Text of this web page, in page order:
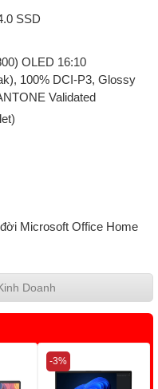
SSD
OLED 16:10
100% DCI-P3, Glossy
Validated
Microsoft Office Home
Doanh
-3%